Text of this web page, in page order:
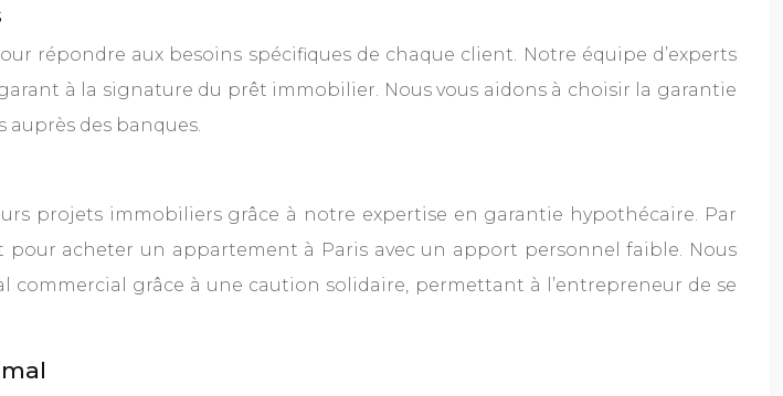
répondre aux besoins spécifiques de chaque client. Notre équipe d’experts
à la signature du prêt immobilier. Nous vous aidons à choisir la garantie
des banques.
projets immobiliers grâce à notre expertise en garantie hypothécaire. Par
acheter un appartement à Paris avec un apport personnel faible. Nous
commercial grâce à une caution solidaire, permettant à l’entrepreneur de se